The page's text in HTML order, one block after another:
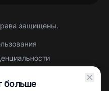
защищены.
оферта
больше